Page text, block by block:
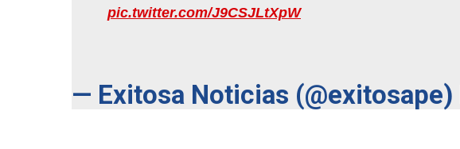
pic.twitter.com/J9CSJLtXpW
— Exitosa Noticias (@exitosape)